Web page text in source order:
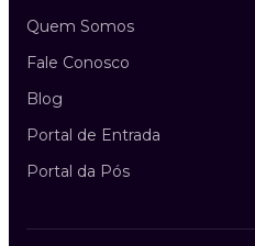
Quem Somos
Fale Conosco
Blog
Portal de Entrada
Portal da Pós